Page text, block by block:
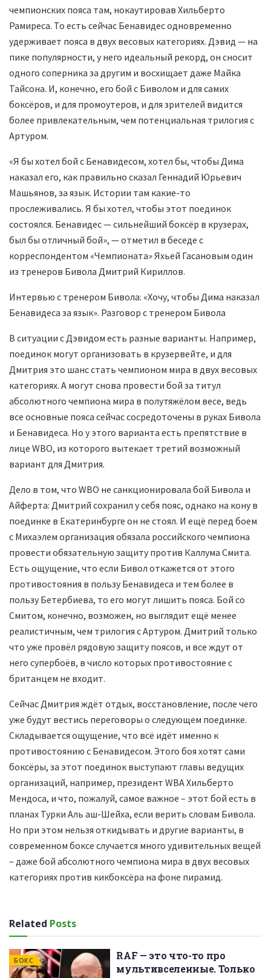
чемпионских пояса там, нокаутировав Хильберто
Рамиреса. То есть сейчас Бенавидес одновременно
удерживает пояса в двух весовых категориях. Дэвид — на
пике популярности, у него идеальный рекорд, он сносит
одного соперника за другим и восхищает даже Майка
Тайсона. И, конечно, его бой с Биволом и для самих
боксёров, и для промоутеров, и для зрителей видится
более привлекательным, чем потенциальная трилогия с
Артуром.
«Я бы хотел бой с Бенавидесом, хотел бы, чтобы Дима
наказал его, как правильно сказал Геннадий Юрьевич
Машьянов, за язык. Истории там какие-то
прослеживались. Я бы хотел, чтобы этот поединок
состоялся. Бенавидес — сильнейший боксёр в крузерах,
был бы отличный бой», — отметил в беседе с
корреспондентом «Чемпионата» Яхьей Гасановым один
из тренеров Бивола Дмитрий Кириллов.
Интервью с тренером Бивола: «Хочу, чтобы Дима наказал
Бенавидеса за язык». Разговор с тренером Бивола
В ситуации с Дэвидом есть разные варианты. Например,
поединок могут организовать в крузервейте, и для
Дмитрия это шанс стать чемпионом мира в двух весовых
категориях. А могут снова провести бой за титул
абсолютного чемпиона мира в полутяжёлом весе, ведь
все основные пояса сейчас сосредоточены в руках Бивола
и Бенавидеса. Но у этого варианта есть препятствие в
лице WBO, из которого вытекает третий возможный
вариант для Дмитрия.
Дело в том, что WBO не санкционировала бой Бивола и
Айферта: Дмитрий сохранил у себя пояс, однако на кону в
поединке в Екатеринбурге он не стоял. И ещё перед боем
с Михаэлем организация обязала российского чемпиона
провести обязательную защиту против Каллума Смита.
Есть ощущение, что если Бивол откажется от этого
противостояния в пользу Бенавидеса и тем более в
пользу Бетербиева, то его могут лишить пояса. Бой со
Смитом, конечно, возможен, но выглядит ещё менее
реалистичным, чем трилогия с Артуром. Дмитрий только
что уже провёл рядовую защиту поясов, и все ждут от
него супербоёв, в число которых противостояние с
британцем не входит.
Сейчас Дмитрия ждёт отдых, восстановление, после чего
уже будут вестись переговоры о следующем поединке.
Складывается ощущение, что всё идёт именно к
противостоянию с Бенавидесом. Этого боя хотят сами
боксёры, за этот поединок выступают главы ведущих
организаций, например, президент WBA Хильберто
Мендоса, и что, пожалуй, самое важное – этот бой есть в
планах Турки Аль аш-Шейха, если верить словам Бивола.
Но при этом нельзя откидывать и другие варианты, в
современном боксе случается много удивительных вещей
– даже бой абсолютного чемпиона мира в двух весовых
категориях против кикбоксёра на фоне пирамид.
Related Posts
БОКС
RAF — это что-то про
мультивселенные. Только